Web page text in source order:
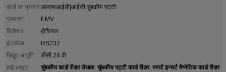
कार्ड का प्रकार:आरएफआईडी|आईसी|चुंबकीय पट्टी
प्रमाणन:
EMV
विशेषता:
होशियार
इंटरफेस:
RS232
विद्युत आपूर्ति:
डीसी 24 वी
हाई लाइट:
चुंबकीय कार्ड रीडर लेखक, चुंबकीय पट्टी कार्ड रीडर, स्मार्ट इन्सर्ट मैग्नेटिक कार्ड रीडर